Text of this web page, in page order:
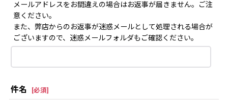
メールアドレスをお間違えの場合はお返事が届きません。ご注
意ください。
また、弊店からのお返事が迷惑メールとして処理される場合が
ございますので、迷惑メールフォルダもご確認ください。
件名 [必須]